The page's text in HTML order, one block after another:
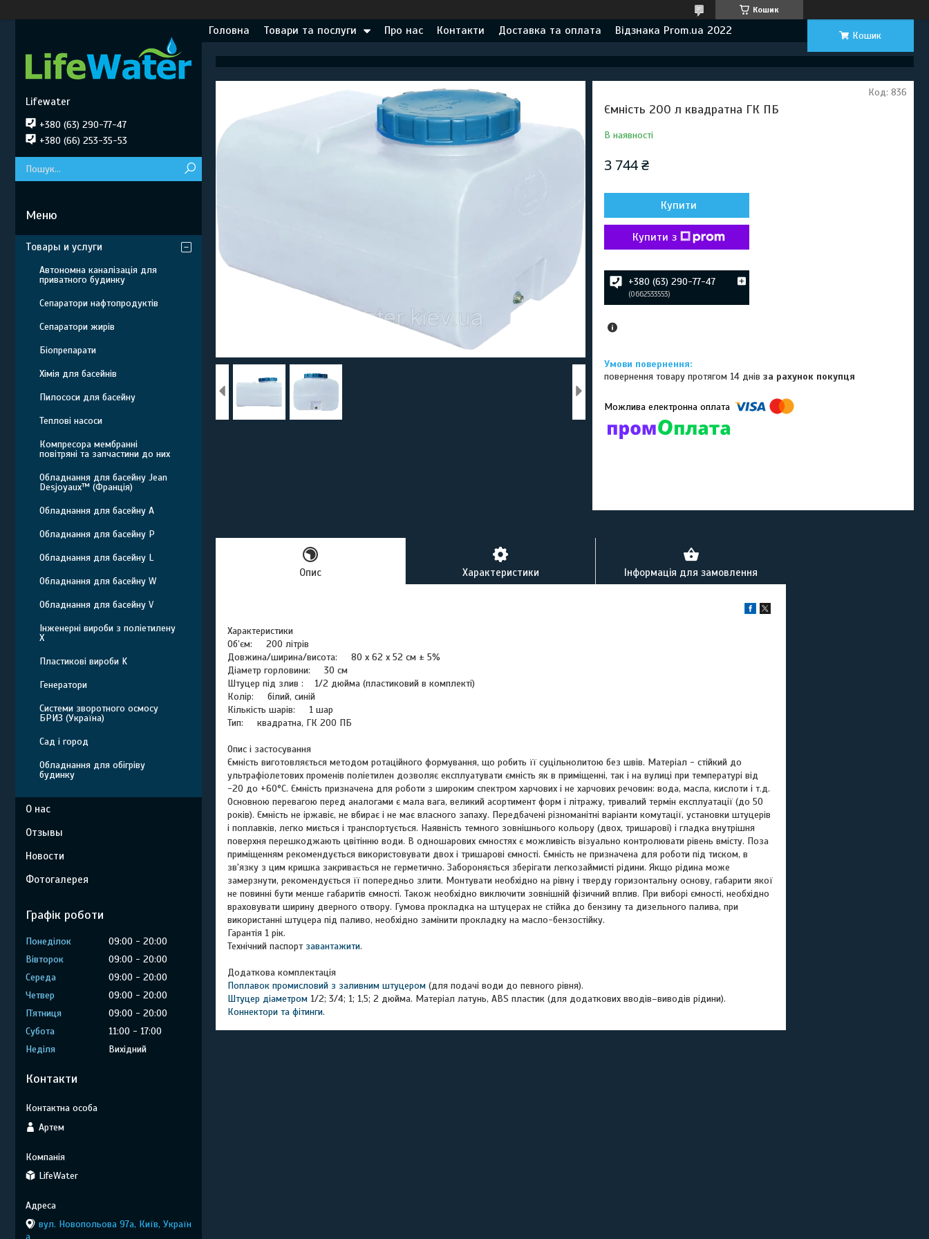
Кошик
Головна Товари та послуги Про нас Контакти Доставка та оплата Відзнака Prom.ua 2022 Кошик
Ємність 200 л квадратна ГК ПБ
В наявності
Код: 836
3 744 ₴
Купити
Купити з
+380 (63) 290-77-47
0662533553
повернення товару протягом 14 днівза рахунок покупця
Опис Характеристики Інформація для замовлення
Характеристики
Об’єм: 200 літрів
Довжина/ширина/висота: 80 x 62 x 52 см ± 5%
Діаметр горловини: 30 см
Штуцер під злив : 1/2 дюйма (пластиковий в комплекті)
Колір: білий, синій
Кількість шарів: 1 шар
Тип: квадратна, ГК 200 ПБ
Опис і застосування
Ємність виготовляється методом ротаційного формування, що робить її суцільнолитою без швів. Матеріал - стійкий до
ультрафіолетових променів поліетилен дозволяє експлуатувати ємність як в приміщенні, так і на вулиці при температурі від
-20 до +60°C. Ємність призначена для роботи з широким спектром харчових і не харчових речовин: вода, масла, кислоти і т.д.
Основною перевагою перед аналогами є мала вага, великий асортимент форм і літражу, тривалий термін експлуатації (до 50
років). Ємність не іржавіє, не вбирає і не має власного запаху. Передбачені різноманітні варіанти комутації, установки штуцерів
і поплавків, легко миється і транспортується. Наявність темного зовнішнього кольору (двох, тришарові) і гладка внутрішня
поверхня перешкоджають цвітінню води. В одношарових ємностях є можливість візуально контролювати рівень вмісту. Поза
приміщенням рекомендується використовувати двох і тришарові ємності. Ємність не призначена для роботи під тиском, в
зв'язку з цим кришка закривається не герметично. Забороняється зберігати легкозаймисті рідини. Якщо рідина може
замерзнути, рекомендується її попередньо злити. Монтувати необхідно на рівну і тверду горизонтальну основу, габарити якої
не повинні бути менше габаритів ємності. Також необхідно виключити зовнішній фізичний вплив. При виборі ємності, необхідно
враховувати ширину дверного отвору. Гумова прокладка на штуцерах не стійка до бензину та дизельного палива, при
використанні штуцера під паливо, необхідно замінити прокладку на масло-бензостійку.
Гарантія 1 рік.
Технічний паспортзавантажити.
Додаткова комплектація
Поплавок промисловий з заливним штуцером (для подачі води до певного рівня).
Штуцер діаметром 1/2; 3/4; 1; 1,5; 2 дюйма. Матеріал латунь, ABS пластик (для додаткових вводів–виводів рідини).
Коннектори та фітинги.
Lifewater
+380 (63) 290-77-47
+380 (66) 253-35-53
Товары и услуги
Автономна каналізація для
приватного будинку
Сепаратори нафтопродуктів
Сепаратори жирів
Біопрепарати
Хімія для басейнів
Пилососи для басейну
Теплові насоси
Компресора мембранні
повітряні та запчастини до них
Обладнання для басейну Jean
Desjoyaux™ (Франція)
Обладнання для басейну A
Обладнання для басейну P
Обладнання для басейну L
Обладнання для басейну W
Обладнання для басейну V
Інженерні вироби з поліетилену
Х
Пластикові вироби K
Генератори
Системи зворотного осмосу
БРИЗ (Україна)
Сад і город
Обладнання для обігріву
будинку
О нас
Отзывы
Новости
Фотогалерея
Графік роботи
Понеділок 09:00
20:00
Вівторок
09:00
20:00
Середа
09:00
20:00
Четвер
09:00
20:00
Пʼятниця
09:00
20:00
Субота
11:00
17:00
Неділя
Вихідний
Контакти
Артем
LifeWater
вул. Новопольова 97а, Київ, Україн
а